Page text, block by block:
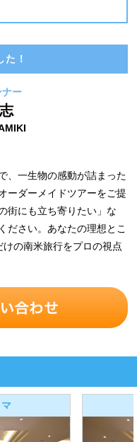
た！
ナー
、一生物の感動が詰まった
ーダーメイドツアーをご提
街にも立ち寄りたい」な
ださい。あなたの理想とこ
の南米旅行をプロの視点